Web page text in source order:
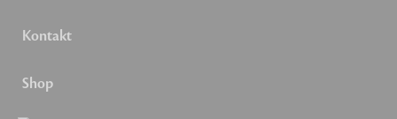
Kontakt
Shop